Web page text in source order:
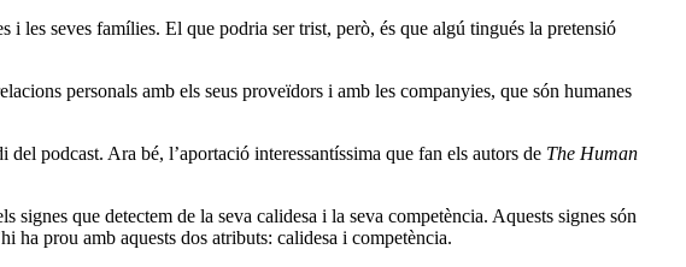
i les seves famílies. El que podria ser trist, però, és que algú tingués la pretensió
personals amb els seus proveïdors i amb les companyies, que són humanes
podcast. Ara bé, l’aportació interessantíssima que fan els autors de The Human
signes que detectem de la seva calidesa i la seva competència. Aquests signes són
ha prou amb aquests dos atributs: calidesa i competència.